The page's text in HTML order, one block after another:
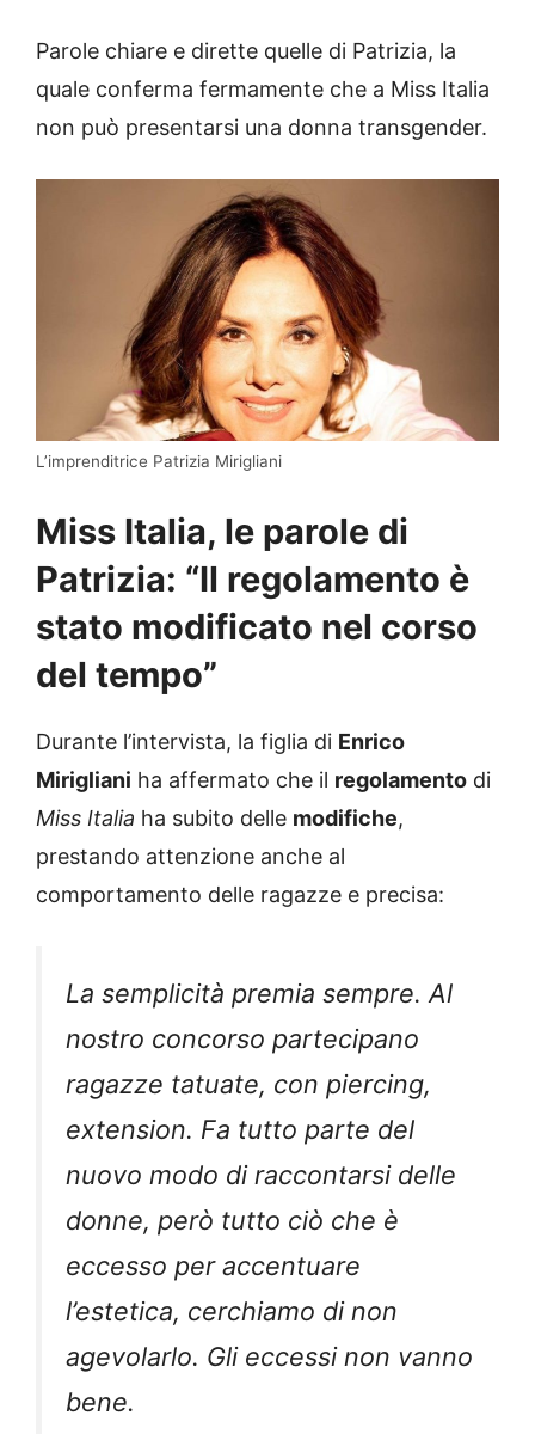
Parole chiare e dirette quelle di Patrizia, la
quale conferma fermamente che a Miss Italia
non può presentarsi una donna transgender.
L’imprenditrice Patrizia Mirigliani
Miss Italia, le parole di
Patrizia: “Il regolamento è
stato modificato nel corso
del tempo”
Durante l’intervista, la figlia di Enrico
Mirigliani ha affermato che il regolamento di
Miss Italia ha subito delle modifiche,
prestando attenzione anche al
comportamento delle ragazze e precisa:
La semplicità premia sempre. Al
nostro concorso partecipano
ragazze tatuate, con piercing,
extension. Fa tutto parte del
nuovo modo di raccontarsi delle
donne, però tutto ciò che è
eccesso per accentuare
l’estetica, cerchiamo di non
agevolarlo. Gli eccessi non vanno
bene.